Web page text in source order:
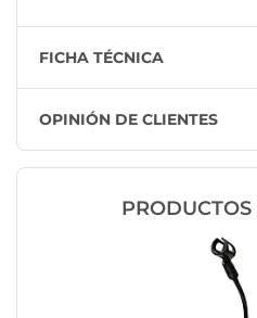
FICHA TÉCNICA
OPINIÓN DE CLIENTES